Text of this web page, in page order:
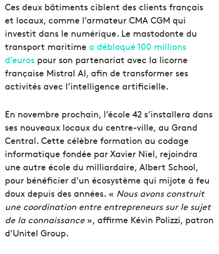
Ces deux bâtiments ciblent des clients français
et locaux, comme l’armateur CMA CGM qui
investit dans le numérique. Le mastodonte du
transport maritime a débloqué 100 millions
d’euros pour son partenariat avec la licorne
française Mistral AI, afin de transformer ses
activités avec l’intelligence artificielle.
En novembre prochain, l’école 42 s’installera dans
ses nouveaux locaux du centre-ville, au Grand
Central. Cette célèbre formation au codage
informatique fondée par Xavier Niel, rejoindra
une autre école du milliardaire, Albert School,
pour bénéficier d’un écosystème qui mijote à feu
doux depuis des années. « Nous avons construit
une coordination entre entrepreneurs sur le sujet
de la connaissance», affirme Kévin Polizzi, patron
d’Unitel Group.